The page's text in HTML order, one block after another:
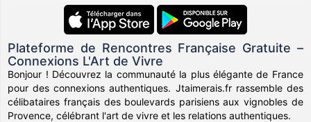
Plateforme de Rencontres Française Gratuite –
Connexions L'Art de Vivre
Bonjour ! Découvrez la communauté la plus élégante de France
pour des connexions authentiques. Jtaimerais.fr rassemble des
célibataires français des boulevards parisiens aux vignobles de
Provence, célébrant l'art de vivre et les relations authentiques.